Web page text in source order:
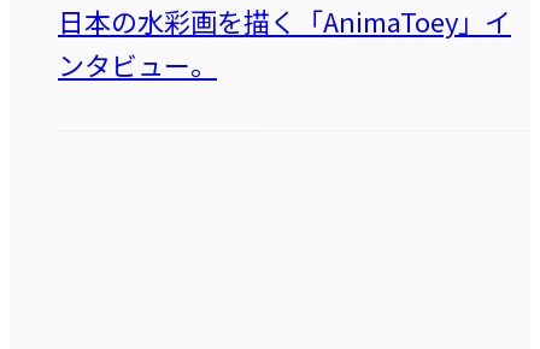
日本の水彩画を描く「AnimaToey」イ
ンタビュー。